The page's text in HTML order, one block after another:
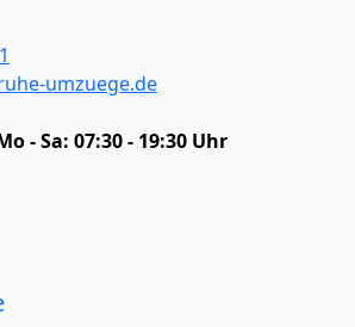
umzuege.de
- Sa: 07:30 - 19:30 Uhr